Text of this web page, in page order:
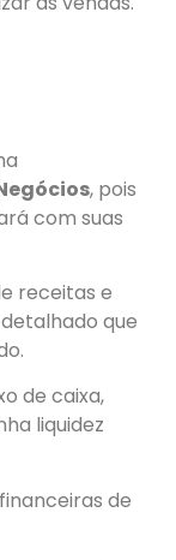
, pois
com suas
receitas e
que
de caixa,
liquidez
de